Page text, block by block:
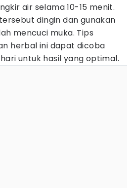
air selama 10-15 menit.
dingin dan gunakan
mencuci muka. Tips
herbal ini dapat dicoba
untuk hasil yang optimal.